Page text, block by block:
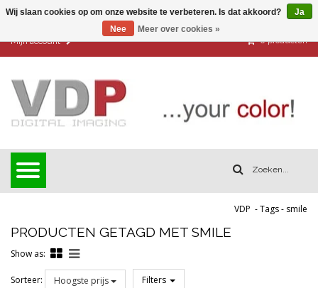
Mijn account 0 producten
VDP -Tags- smile
PRODUCTEN GETAGD MET SMILE
Show as:
Sorteer: Hoogste prijs Filters
Wij slaan cookies op om onze website te verbeteren. Is dat akkoord?
Ja
Nee
Meer over cookies »